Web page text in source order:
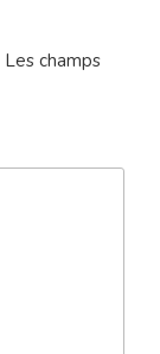
Les champs